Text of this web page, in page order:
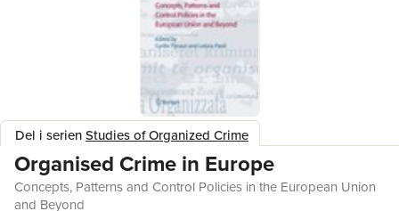
Del i serienStudies of Organized Crime
Organised Crime in Europe
Concepts, Patterns and Control Policies in the European Union
and Beyond